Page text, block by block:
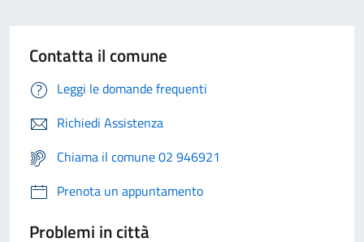
Contatta il comune
Leggi le domande frequenti
Richiedi Assistenza
Chiama il comune 02 946921
Prenota un appuntamento
Problemi in città